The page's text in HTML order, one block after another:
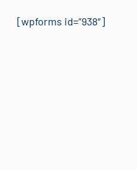
[wpforms id=”938″]